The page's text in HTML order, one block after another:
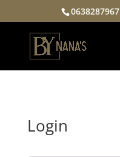
0638287967
Login